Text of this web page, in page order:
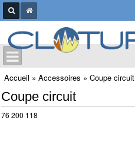
Accueil » Accessoires » Coupe circuit
Coupe circuit
76 200 118